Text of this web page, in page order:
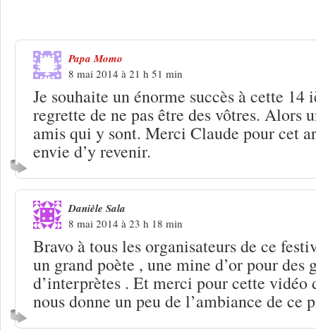
Papa Momo
8 mai 2014 à 21 h 51 min
Je souhaite un énorme succès à cette 14
regrette de ne pas être des vôtres. Alors
amis qui y sont. Merci Claude pour cet
envie d’y revenir.
Danièle Sala
8 mai 2014 à 23 h 18 min
Bravo à tous les organisateurs de ce
un grand poète , une mine d’or pour des
d’interprètes . Et merci pour cette vidéo
nous donne un peu de l’ambiance de ce